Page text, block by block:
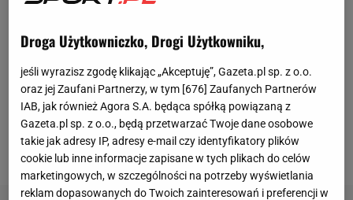
1996 roku. Później został zawodnikiem II-ligowego
wcześniej, bo już w 1997 roku (miał wówczas
zaledwie 27 lat). Krzysztof J. nie cieszy się jednak
spokojnym życiem na emeryturze. Rok temu popadł
w poważne tarapaty.
Droga Użytkowniczko, Drogi Użytkowniku,
jeśli wyrazisz zgodę klikając „Akceptuję”, Gazeta.pl sp. z o.o.
oraz jej Zaufani Partnerzy, w tym [676] Zaufanych Partnerów
IAB, jak również Agora S.A. będąca spółką powiązaną z
Gazeta.pl sp. z o.o., będą przetwarzać Twoje dane osobowe
takie jak adresy IP, adresy e-mail czy identyfikatory plików
cookie lub inne informacje zapisane w tych plikach do celów
marketingowych, w szczególności na potrzeby wyświetlania
reklam dopasowanych do Twoich zainteresowań i preferencji w